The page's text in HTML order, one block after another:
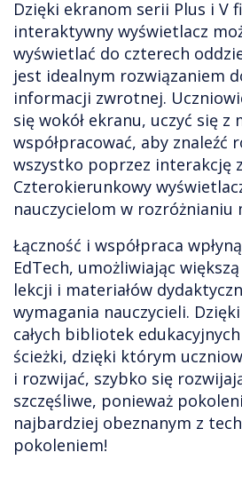
Dzięki ekranom serii Plus i V
interaktywny wyświetlacz
wyświetlać do czterech
jest idealnym rozwiązaniem
informacji zwrotnej.
się wokół ekranu, uczyć się z
współpracować, aby znaleźć
wszystko poprzez interakcję
Czterokierunkowy
nauczycielom w rozróżnianiu
Łączność i współpraca
EdTech, umożliwiając
lekcji i materiałów
wymagania nauczycieli.
całych bibliotek
ścieżki, dzięki którym
i rozwijać, szybko się
szczęśliwe, ponieważ
najbardziej obeznanym z
pokoleniem!